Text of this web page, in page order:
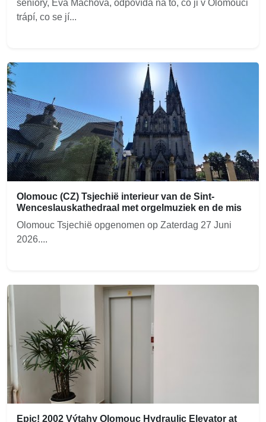
seniory, Eva Machová, odpovídá na to, co ji v Olomouci
trápí, co se jí...
Olomouc (CZ) Tsjechië interieur van de Sint-
Wenceslauskathedraal met orgelmuziek en de mis
Olomouc Tsjechië opgenomen op Zaterdag 27 Juni
2026....
Epic! 2002 Výtahy Olomouc Hydraulic Elevator at